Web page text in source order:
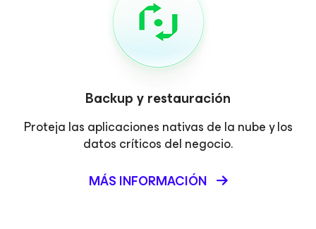
Backup y restauración
Proteja las aplicaciones nativas de la nube y los
datos críticos del negocio.
MÁS INFORMACIÓN